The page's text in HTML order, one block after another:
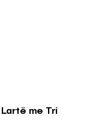
Lartë me Tri